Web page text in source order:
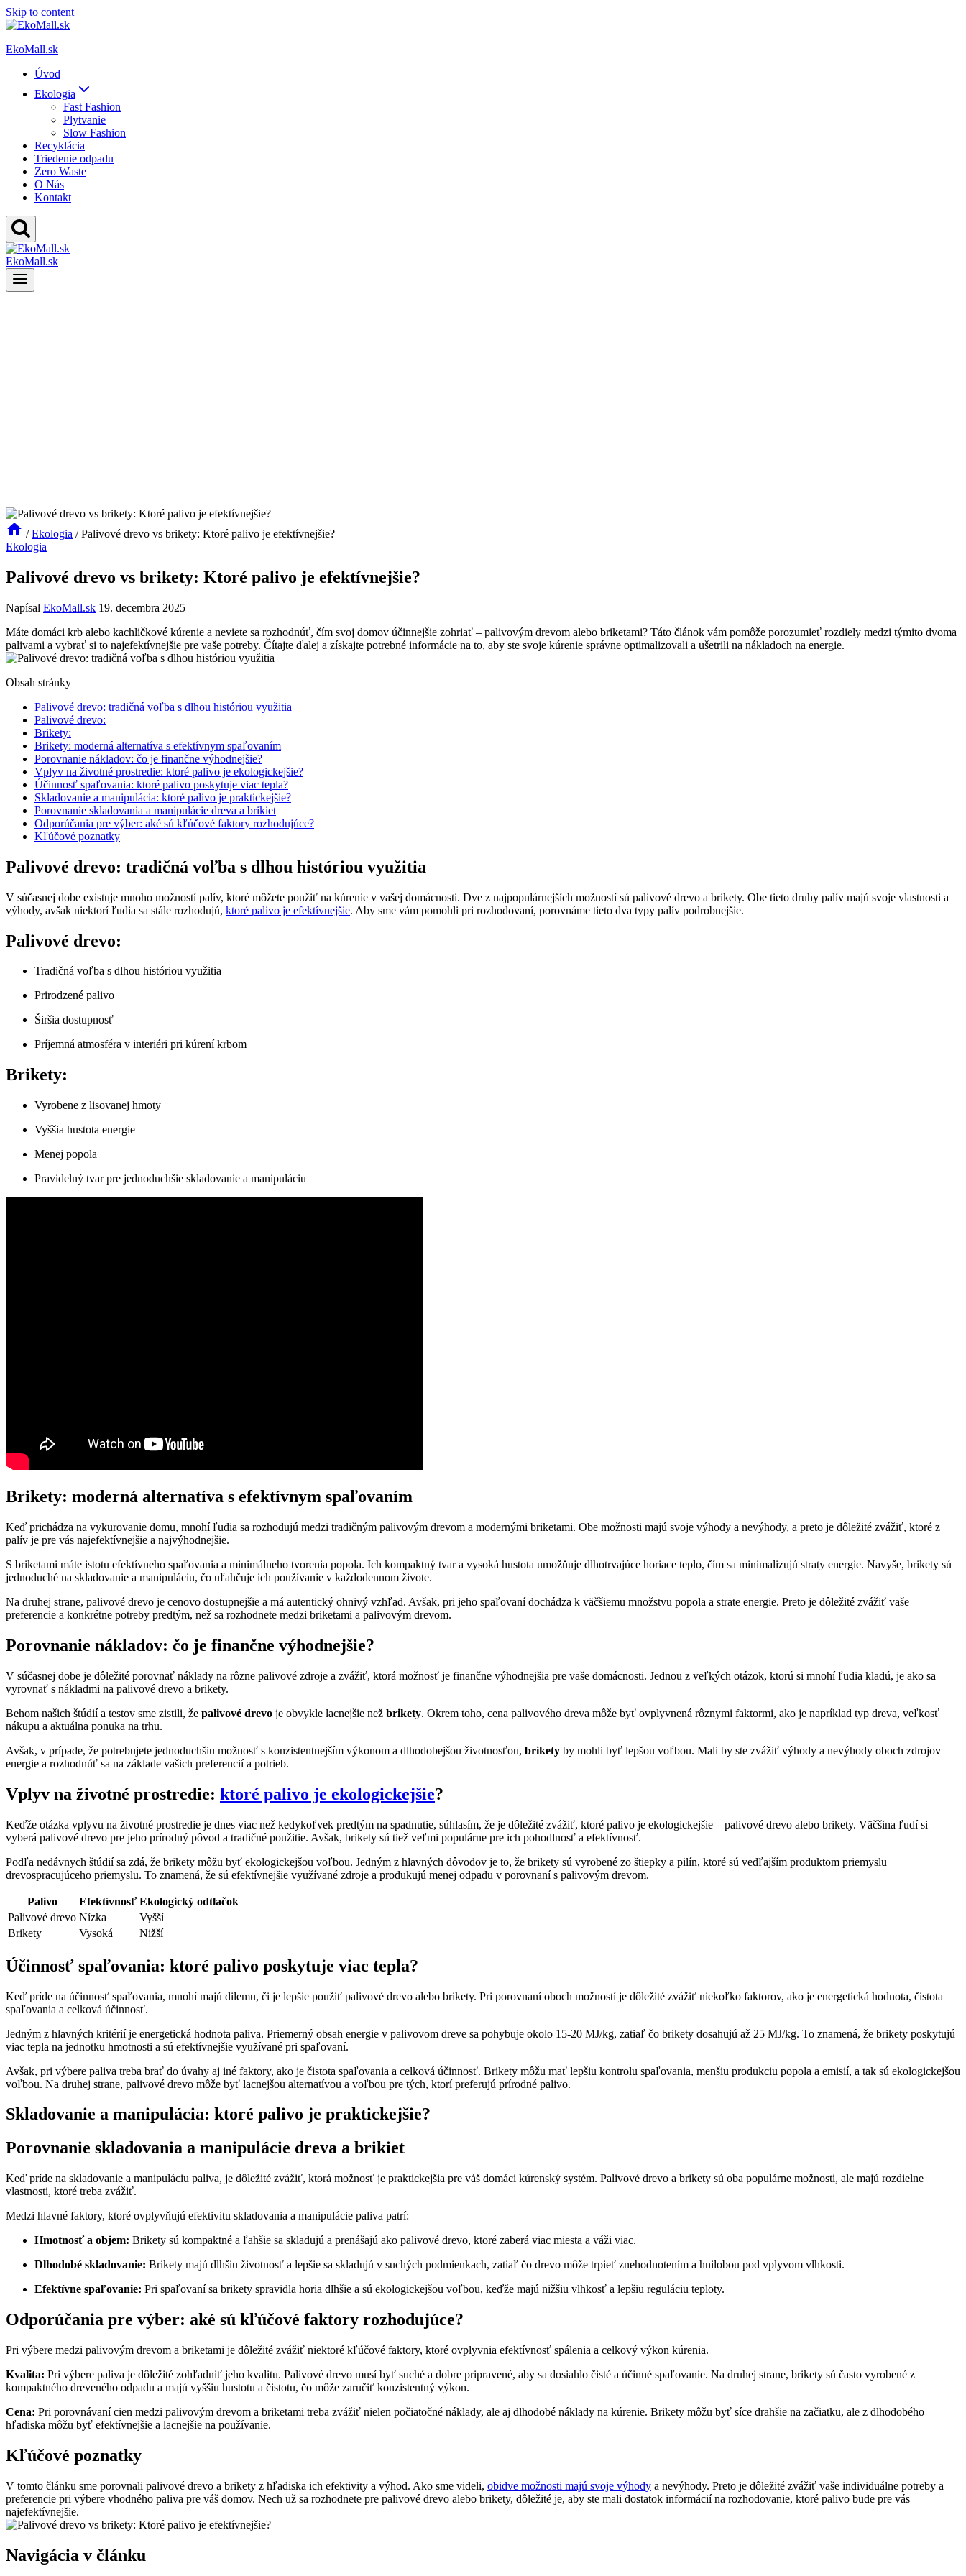
Skip to content
EkoMall.sk
Úvod
Ekologia
Fast Fashion
Plytvanie
Slow Fashion
Recyklácia
Triedenie odpadu
Zero Waste
O Nás
Kontakt
EkoMall.sk
/ Ekologia / Palivové drevo vs brikety: Ktoré palivo je efektívnejšie?
Ekologia
Palivové drevo vs brikety: Ktoré palivo je efektívnejšie?
Napísal EkoMall.sk 19. decembra 2025
Máte‍ domáci krb alebo kachličkové⁢ kúrenie ⁢a neviete sa rozhodnúť, čím svoj domov účinnejšie zohriať – palivovým drevom alebo briketami? Táto článok vám pomôže⁤ porozumieť rozdiely medzi týmito‌ dvoma
palivami a vybrať si to najefektívnejšie pre vaše potreby. Čítajte ďalej‌ a získajte potrebné informácie na to, ​aby ste ​svoje ⁤kúrenie správne ‌optimalizovali a ušetrili‌ na nákladoch na energie.
Obsah stránky
Palivové drevo: tradičná voľba⁣ s dlhou históriou využitia
Palivové drevo:
Brikety:
Brikety: moderná alternatíva s efektívnym spaľovaním
Porovnanie nákladov: čo je finančne výhodnejšie?
Vplyv ⁣na životné prostredie:⁤ ktoré palivo je ekologickejšie?
Účinnosť spaľovania: ktoré palivo ‌poskytuje viac tepla?
Skladovanie a manipulácia: ktoré ⁣palivo je praktickejšie?
Porovnanie skladovania a manipulácie dreva a‌ brikiet
Odporúčania‍ pre výber: aké sú kľúčové faktory rozhodujúce?
Kľúčové poznatky
Palivové drevo: tradičná voľba⁣ s dlhou históriou využitia
V súčasnej dobe existuje mnoho možností palív, ktoré môžete použiť na kúrenie v vašej domácnosti. Dve z najpopulárnejších možností sú palivové drevo​ a brikety. Obe ​tieto druhy palív majú svoje vlastnosti a
výhody, avšak niektorí ľudia‍ sa​ stále rozhodujú, ktoré palivo je efektívnejšie. ‌Aby sme ​vám pomohli pri ⁤rozhodovaní, porovnáme tieto dva typy palív podrobnejšie.
Palivové drevo:
Tradičná voľba s dlhou históriou využitia
Prirodzené palivo
Širšia⁤ dostupnosť
Príjemná atmosféra v interiéri pri kúrení krbom
Brikety:
Vyrobene ⁤z lisovanej hmoty
Vyššia hustota energie
Menej popola
Pravidelný tvar pre jednoduchšie skladovanie a‍ manipuláciu
Brikety: moderná alternatíva s efektívnym spaľovaním
Keď⁤ prichádza na vykurovanie ‌domu, mnohí ľudia ​sa rozhodujú medzi tradičným palivovým⁢ drevom a modernými briketami. ​Obe možnosti majú svoje​ výhody⁣ a ⁣nevýhody, a preto je dôležité zvážiť, ktoré ​z⁤
palív je pre vás najefektívnejšie⁤ a najvýhodnejšie.
S briketami máte istotu⁤ efektívneho⁤ spaľovania ​a⁣ minimálneho tvorenia popola. Ich kompaktný tvar a ⁤vysoká hustota umožňuje dlhotrvajúce horiace teplo, čím ​sa minimalizujú⁣ straty energie. ‌Navyše, brikety sú‍
jednoduché na skladovanie a manipuláciu, čo uľahčuje ich používanie v‌ každodennom živote.
Na druhej strane, ⁤palivové drevo⁣ je cenovo ​dostupnejšie a má autentický ‍ohnivý vzhľad. Avšak, pri jeho spaľovaní dochádza k väčšiemu množstvu popola a strate energie. Preto je dôležité zvážiť vaše
preferencie a konkrétne potreby predtým, ⁤než sa rozhodnete medzi ​briketami a palivovým drevom.
Porovnanie nákladov: čo je finančne výhodnejšie?
V súčasnej dobe ⁣je⁤ dôležité porovnať náklady ‌na rôzne palivové zdroje ⁣a zvážiť, ktorá⁢ možnosť je ‍finančne výhodnejšia pre vaše domácnosti. Jednou z veľkých otázok, ktorú si mnohí ľudia kladú, je ako ‍sa
vyrovnať s nákladmi na palivové drevo a⁣ brikety.
Behom našich štúdií​ a testov sme zistili, ‌že palivové drevo je obvykle lacnejšie než brikety. Okrem toho,‌ cena‌ palivového dreva ‍môže⁣ byť ovplyvnená rôznymi faktormi,‌ ako je napríklad ⁣typ dreva, ⁢veľkosť⁣
nákupu a‌ aktuálna ponuka⁣ na trhu.
Avšak, v prípade,⁣ že potrebujete jednoduchšiu možnosť s ⁢konzistentnejším výkonom a‍ dlhodobejšou životnosťou, brikety by‌ mohli byť lepšou⁣ voľbou. Mali by ste zvážiť výhody ‍a nevýhody oboch zdrojov
energie a⁢ rozhodnúť sa na základe vašich preferencií⁣ a ⁤potrieb.
Vplyv ⁣na životné prostredie:⁤ ktoré palivo je ekologickejšie?
Keďže ⁢otázka vplyvu na životné prostredie je dnes viac‌ než kedykoľvek predtým na spadnutie, súhlasím, že je⁣ dôležité zvážiť, ktoré palivo⁤ je ekologickejšie – palivové drevo alebo brikety. Väčšina ľudí si‍
vyberá⁣ palivové drevo pre​ jeho prírodný pôvod a tradičné použitie. Avšak, brikety sú tiež veľmi populárne pre ich pohodlnosť a efektívnosť.
Podľa nedávnych štúdií sa zdá,‍ že brikety môžu⁣ byť ekologickejšou voľbou. Jedným z hlavných dôvodov ‍je to, že brikety sú​ vyrobené zo štiepky ​a pilín, ‍ktoré sú vedľajším produktom priemyslu‌
drevospracujúceho⁢ priemyslu. To znamená, že ​sú efektívnejšie využívané zdroje a‌ produkujú menej ⁤odpadu v porovnaní‌ s palivovým drevom.
Palivo Efektívnosť Ekologický odtlačok
Palivové drevo Nízka
Vyšší
Brikety
Vysoká Nižší
Účinnosť spaľovania: ktoré palivo ‌poskytuje viac tepla?
Keď príde na účinnosť spaľovania, mnohí majú dilemu, či je⁣ lepšie použiť palivové drevo alebo brikety. ⁤Pri‍ porovnaní oboch možností⁤ je dôležité zvážiť⁣ niekoľko faktorov, ako je energetická​ hodnota, čistota
spaľovania a celková účinnosť.
Jedným z hlavných kritérií‍ je energetická hodnota paliva.‌ Priemerný obsah ⁢energie v palivovom dreve sa pohybuje okolo 15-20 MJ/kg, zatiaľ čo ‍brikety dosahujú až ⁣25 MJ/kg. To znamená, že brikety poskytujú
viac tepla na jednotku hmotnosti a ⁢sú efektívnejšie využívané⁤ pri spaľovaní.
Avšak, pri výbere paliva treba brať do úvahy aj iné faktory, ako je čistota spaľovania a celková ⁣účinnosť. Brikety môžu⁤ mať lepšiu kontrolu spaľovania, ⁣menšiu produkciu popola a‌ emisií,‍ a tak⁢ sú ekologickejšou
‌voľbou. Na druhej⁢ strane, palivové⁤ drevo môže byť lacnejšou alternatívou a voľbou ⁢pre tých, ktorí preferujú‍ prírodné palivo.
Skladovanie a manipulácia: ktoré ⁣palivo je praktickejšie?
Porovnanie skladovania a manipulácie dreva a‌ brikiet
Keď príde na skladovanie a manipuláciu paliva, je dôležité zvážiť, ktorá⁣ možnosť je praktickejšia pre ​váš domáci kúrenský systém. ​Palivové drevo a brikety sú oba populárne možnosti, ale majú⁢ rozdielne
vlastnosti, ⁢ktoré treba zvážiť.
Medzi hlavné faktory, ktoré ovplyvňujú efektivitu⁤ skladovania a manipulácie paliva patrí:
Hmotnosť a ‌objem: Brikety sú kompaktné a ľahšie sa skladujú a prenášajú ako palivové drevo, ktoré ‌zaberá viac⁣ miesta a váži ​viac.
Dlhodobé skladovanie: Brikety majú dlhšiu životnosť a ‌lepšie ⁢sa skladujú v suchých podmienkach, zatiaľ čo drevo môže trpieť znehodnotením‌ a hnilobou pod vplyvom vlhkosti.
Efektívne spaľovanie: ⁤Pri spaľovaní sa brikety spravidla ⁤horia dlhšie a⁤ sú ekologickejšou voľbou, keďže majú nižšiu vlhkosť a lepšiu reguláciu teploty.
Odporúčania‍ pre výber: aké sú kľúčové faktory rozhodujúce?
Pri výbere medzi palivovým drevom a briketami je dôležité zvážiť​ niektoré kľúčové faktory, ktoré ovplyvnia efektívnosť spálenia a ‌celkový ⁣výkon kúrenia.
Kvalita: Pri výbere paliva ​je dôležité zohľadniť jeho kvalitu. Palivové drevo musí byť suché a dobre⁣ pripravené, aby sa dosiahlo čisté a účinné spaľovanie. Na ⁢druhej ‍strane, brikety ​sú často vyrobené z
kompaktného​ dreveného odpadu a majú​ vyššiu ⁣hustotu‍ a čistotu, čo môže zaručiť konzistentný výkon.
Cena: ⁢Pri porovnávaní cien medzi palivovým drevom a briketami⁣ treba zvážiť ‍nielen⁣ počiatočné náklady, ale aj dlhodobé náklady na kúrenie.⁣ Brikety môžu⁤ byť síce ​drahšie na začiatku, ale⁤ z dlhodobého
⁤hľadiska môžu ⁣byť efektívnejšie ⁤a lacnejšie na ⁢používanie.
Kľúčové poznatky
V tomto článku sme porovnali palivové drevo‍ a brikety z hľadiska ich efektivity a výhod. ‍Ako sme⁢ videli, obidve možnosti majú svoje výhody a nevýhody. Preto je ⁢dôležité zvážiť vaše ⁤individuálne potreby a
preferencie pri výbere vhodného paliva ⁣pre⁤ váš domov. Nech už sa rozhodnete pre palivové drevo alebo ‍brikety, ⁢dôležité je, aby ste‌ mali dostatok informácií na rozhodovanie, ktoré palivo bude⁢ pre vás
najefektívnejšie.
Navigácia v článku